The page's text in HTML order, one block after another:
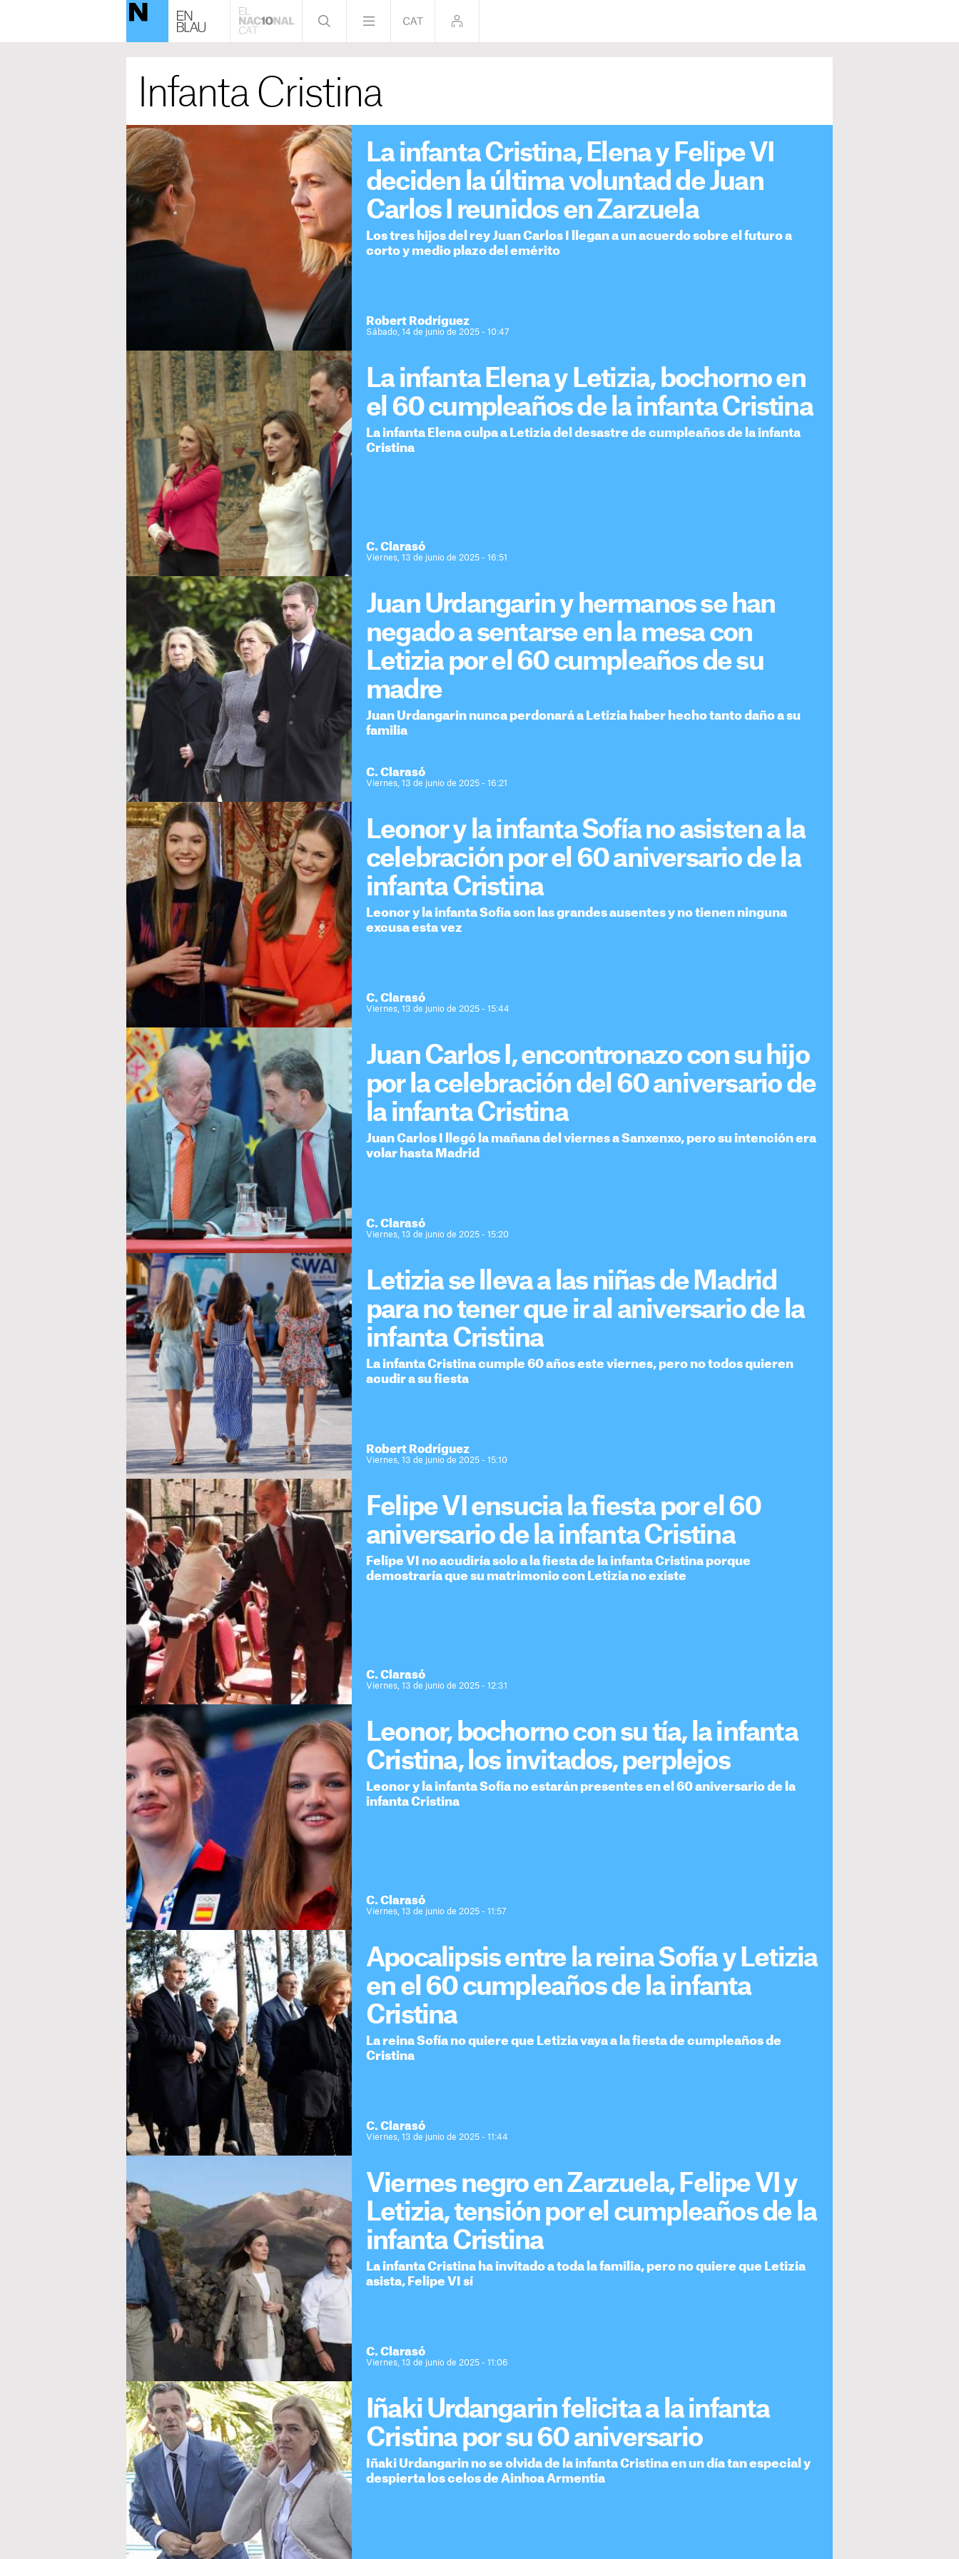
Infanta Cristina
La infanta Cristina, Elena y Felipe VI
deciden la última voluntad de Juan
Carlos I reunidos en Zarzuela
Los tres hijos del rey Juan Carlos I llegan a un acuerdo sobre el futuro a
corto y medio plazo del emérito
Robert Rodríguez
Sábado, 14 de junio de 2025 - 10:47
La infanta Elena y Letizia, bochorno en
el 60 cumpleaños de la infanta Cristina
La infanta Elena culpa a Letizia del desastre de cumpleaños de la infanta
Cristina
C. Clarasó
Viernes, 13 de junio de 2025 - 16:51
Juan Urdangarin y hermanos se han
negado a sentarse en la mesa con
Letizia por el 60 cumpleaños de su
madre
Juan Urdangarin nunca perdonará a Letizia haber hecho tanto daño a su
familia
C. Clarasó
Viernes, 13 de junio de 2025 - 16:21
Leonor y la infanta Sofía no asisten a la
celebración por el 60 aniversario de la
infanta Cristina
Leonor y la infanta Sofía son las grandes ausentes y no tienen ninguna
excusa esta vez
C. Clarasó
Viernes, 13 de junio de 2025 - 15:44
Juan Carlos I, encontronazo con su hijo
por la celebración del 60 aniversario de
la infanta Cristina
Juan Carlos I llegó la mañana del viernes a Sanxenxo, pero su intención era
volar hasta Madrid
C. Clarasó
Viernes, 13 de junio de 2025 - 15:20
Letizia se lleva a las niñas de Madrid
para no tener que ir al aniversario de la
infanta Cristina
La infanta Cristina cumple 60 años este viernes, pero no todos quieren
acudir a su fiesta
Robert Rodríguez
Viernes, 13 de junio de 2025 - 15:10
Felipe VI ensucia la fiesta por el 60
aniversario de la infanta Cristina
Felipe VI no acudiría solo a la fiesta de la infanta Cristina porque
demostraría que su matrimonio con Letizia no existe
C. Clarasó
Viernes, 13 de junio de 2025 - 12:31
Leonor, bochorno con su tía, la infanta
Cristina, los invitados, perplejos
Leonor y la infanta Sofía no estarán presentes en el 60 aniversario de la
infanta Cristina
C. Clarasó
Viernes, 13 de junio de 2025 - 11:57
Apocalipsis entre la reina Sofía y Letizia
en el 60 cumpleaños de la infanta
Cristina
La reina Sofía no quiere que Letizia vaya a la fiesta de cumpleaños de
Cristina
C. Clarasó
Viernes, 13 de junio de 2025 - 11:44
Viernes negro en Zarzuela, Felipe VI y
Letizia, tensión por el cumpleaños de la
infanta Cristina
La infanta Cristina ha invitado a toda la familia, pero no quiere que Letizia
asista, Felipe VI sí
C. Clarasó
Viernes, 13 de junio de 2025 - 11:06
Iñaki Urdangarin felicita a la infanta
Cristina por su 60 aniversario
Iñaki Urdangarin no se olvida de la infanta Cristina en un día tan especial y
despierta los celos de Ainhoa Armentia